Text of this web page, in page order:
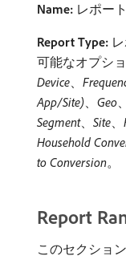
Name: レポー
Report Type:
可能なオプシ
Device、
App/Site)、 Geo、
Segment、 Site、
Household
to Conversion。
Report
このセクショ